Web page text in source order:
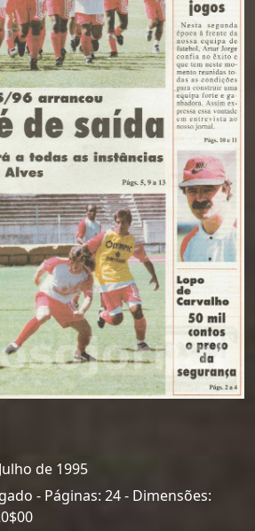
de 1995
- Páginas: 24 - Dimensões: